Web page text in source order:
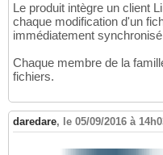
Le produit intègre un client
chaque modification d'un
immédiatement
Chaque membre de la
fichiers.
daredare, le 05/09/2016 à